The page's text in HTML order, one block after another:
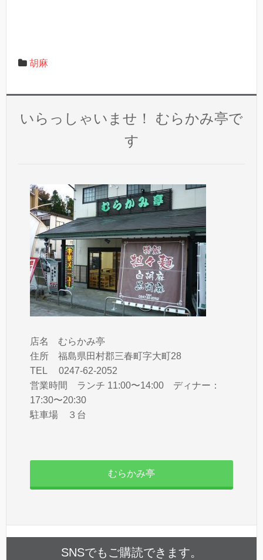
胡麻
いらっしゃいませ！ むらかみ亭で
す
店名 むらかみ亭
住所 福島県田村郡三春町字大町28
TEL 0247-62-2052
営業時間 ランチ 11:00〜14:00 ディナー：
17:30〜20:30
駐車場 ３台
むらかみ亭
SNSでもご購読できます。